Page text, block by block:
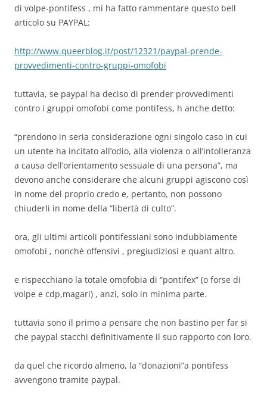
di volpe-pontifess , mi ha fatto rammentare questo bell
articolo su PAYPAL:
http://www.queerblog.it/post/12321/paypal-prende-
provvedimenti-contro-gruppi-omofobi
tuttavia, se paypal ha deciso di prender provvedimenti
contro i gruppi omofobi come pontifess, h anche detto:
“prendono in seria considerazione ogni singolo caso in cui
un utente ha incitato all’odio, alla violenza o all’intolleranza
a causa dell’orientamento sessuale di una persona”, ma
devono anche considerare che alcuni gruppi agiscono così
in nome del proprio credo e, pertanto, non possono
chiuderli in nome della “libertà di culto”.
ora, gli ultimi articoli pontifessiani sono indubbiamente
omofobi , nonchè offensivi , pregiudiziosi e quant altro.
e rispecchiano la totale omofobia di “pontifex” (o forse di
volpe e cdp,magari) , anzi, solo in minima parte.
tuttavia sono il primo a pensare che non bastino per far si
che paypal stacchi definitivamente il suo rapporto con loro.
da quel che ricordo almeno, la “donazioni”a pontifess
avvengono tramite paypal.